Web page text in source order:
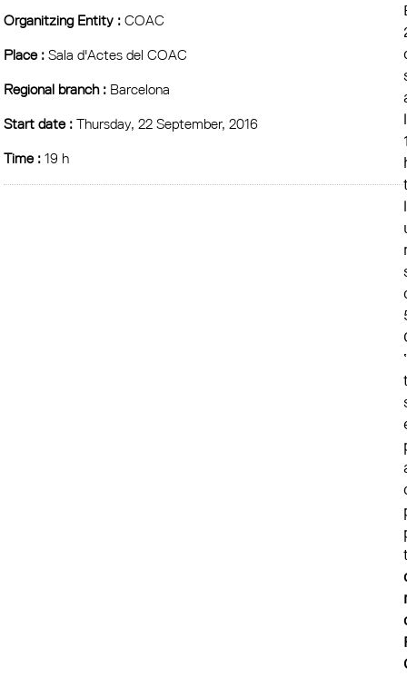
Organitzing Entity :COAC
Place :Sala d'Actes del COAC
Regional branch : Barcelona
Start date :Thursday, 22 September, 2016
Time :19 h